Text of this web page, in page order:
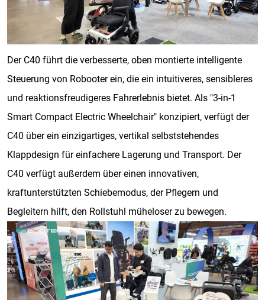
Der C40 führt die verbesserte, oben montierte intelligente
Steuerung von Robooter ein, die ein intuitiveres, sensibleres
und reaktionsfreudigeres Fahrerlebnis bietet. Als "3-in-1
Smart Compact Electric Wheelchair" konzipiert, verfügt der
C40 über ein einzigartiges, vertikal selbststehendes
Klappdesign für einfachere Lagerung und Transport. Der
C40 verfügt außerdem über einen innovativen,
kraftunterstützten Schiebemodus, der Pflegern und
Begleitern hilft, den Rollstuhl müheloser zu bewegen.